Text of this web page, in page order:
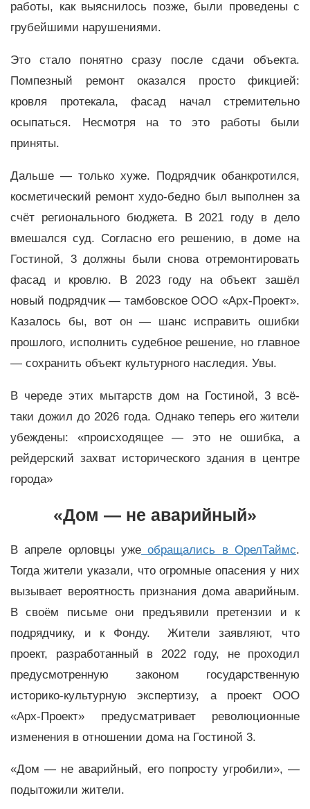
работы, как выяснилось позже, были проведены с
грубейшими нарушениями.
Это стало понятно сразу после сдачи объекта.
Помпезный ремонт оказался просто фикцией:
кровля протекала, фасад начал стремительно
осыпаться. Несмотря на то это работы были
приняты.
Дальше — только хуже. Подрядчик обанкротился,
косметический ремонт худо-бедно был выполнен за
счёт регионального бюджета. В 2021 году в дело
вмешался суд. Согласно его решению, в доме на
Гостиной, 3 должны были снова отремонтировать
фасад и кровлю. В 2023 году на объект зашёл
новый подрядчик — тамбовское ООО «Арх-Проект».
Казалось бы, вот он — шанс исправить ошибки
прошлого, исполнить судебное решение, но главное
— сохранить объект культурного наследия. Увы.
В череде этих мытарств дом на Гостиной, 3 всё-
таки дожил до 2026 года. Однако теперь его жители
убеждены: «происходящее — это не ошибка, а
рейдерский захват исторического здания в центре
города»
«Дом — не аварийный»
В апреле орловцы уже обращались в ОрелТаймс.
Тогда жители указали, что огромные опасения у них
вызывает вероятность признания дома аварийным.
В своём письме они предъявили претензии и к
подрядчику, и к Фонду. Жители заявляют, что
проект, разработанный в 2022 году, не проходил
предусмотренную законом государственную
историко-культурную экспертизу, а проект ООО
«Арх-Проект» предусматривает революционные
изменения в отношении дома на Гостиной 3.
«Дом — не аварийный, его попросту угробили», —
подытожили жители.